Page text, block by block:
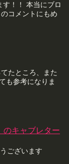
！！ 本当にブロ
コメントにもめ
たところ、また
も参考になりま
のキャブレター
ございます